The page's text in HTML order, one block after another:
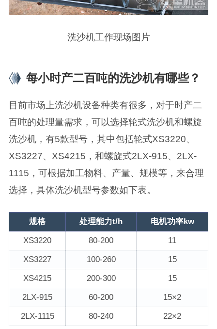
洗沙机工作现场图片
每小时产二百吨的洗沙机有哪些？
目前市场上洗沙机设备种类有很多，对于时产二
百吨的处理量需求，可以选择轮式洗沙机和螺旋
洗沙机，有5款型号，其中包括轮式XS3220、
XS3227、XS4215，和螺旋式2LX-915、2LX-
1115，可根据加工物料、产量、规模等，来合理
选择，具体洗沙机型号参数如下表。
规格 处理能力t/h 电机功率kw
XS3220 80-200 11
XS3227 100-260 15
XS4215 200-300 15
2LX-915 60-200 15×2
2LX-1115 80-240 22×2